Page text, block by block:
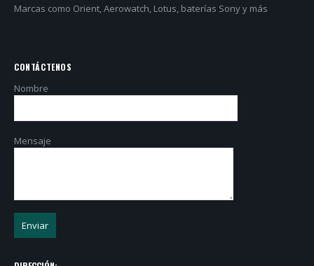
Marcas como Orient, Aerowatch, Lotus, baterías Sony y más
CONTÁCTENOS
Nombre
Mensaje